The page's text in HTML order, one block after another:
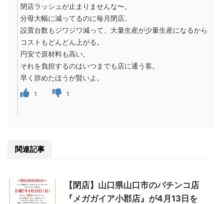
閉店ラッシュが止まりませんな〜。
分母大幅に減ってるのに毎月閉店。
設置台数もジワジワ減って、大量生産が少量生産になるから
コストもどんどん上がる。
円安で原材料も高い。
それを負担するのはいつまでも店に通う客。
早く辞めたほうが賢いよ。
1 1
関連記事
【閉店】山口県山口市のパチンコ店
『メガガイア小郡店』が4月13日を